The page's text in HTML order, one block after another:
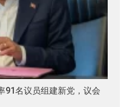
91名议员组建新党，议会